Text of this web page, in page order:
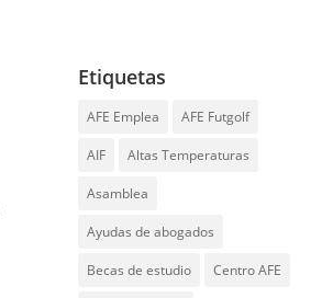
Etiquetas
AFE Emplea AFE Futgolf
AIF Altas Temperaturas
Asamblea
Ayudas de abogados
Becas de estudio Centro AFE